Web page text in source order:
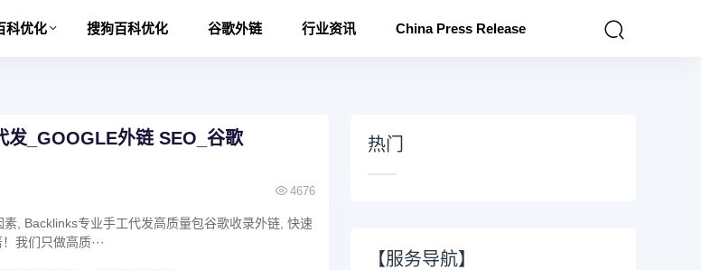
科优化 搜狗百科优化 谷歌外链 行业资讯 China Press Release
发_GOOGLE外链 SEO_谷歌
4676
, Backlinks专业手工代发高质量包谷歌收录外链, 快速
我们只做高质···
热门
【服务导航】